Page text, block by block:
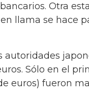
Otra
llama se hace
Sólo en el
euros) fueron